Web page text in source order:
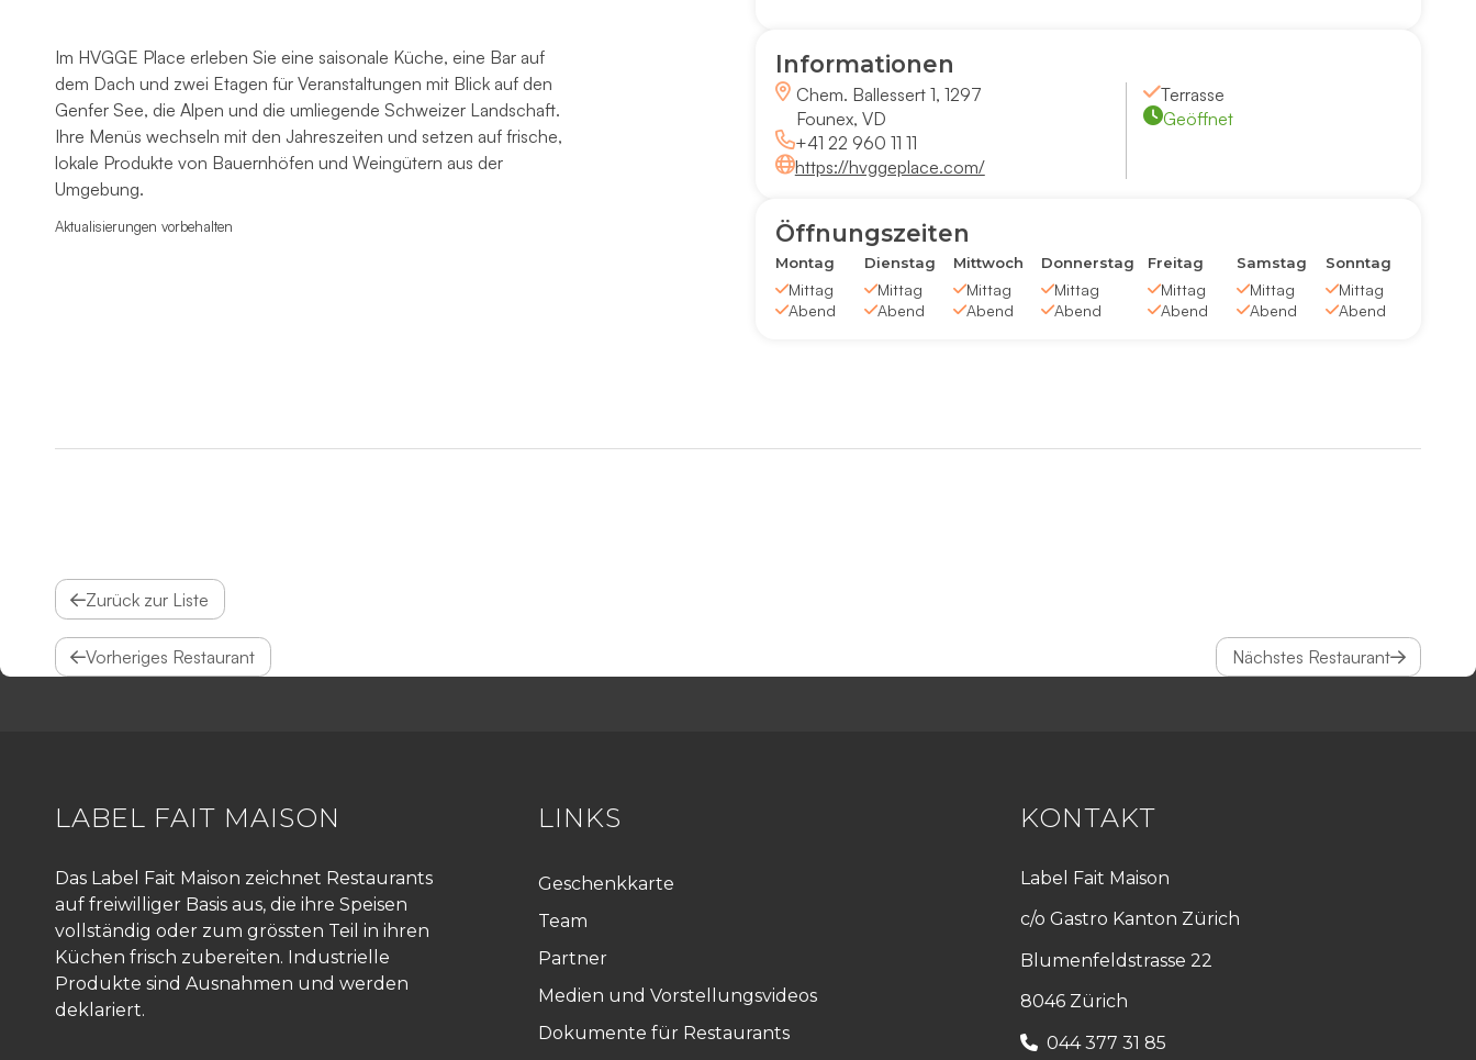
Im HVGGE Place erleben Sie eine saisonale Küche, eine Bar auf
dem Dach und zwei Etagen für Veranstaltungen mit Blick auf den
Genfer See, die Alpen und die umliegende Schweizer Landschaft.
Ihre Menüs wechseln mit den Jahreszeiten und setzen auf frische,
lokale Produkte von Bauernhöfen und Weingütern aus der
Umgebung.
Aktualisierungen vorbehalten
Informationen
Chem. Ballessert 1, 1297
Founex, VD
+41 22 960 11 11
https://hvggeplace.com/
Terrasse
Geöffnet
Öffnungszeiten
Montag
Mittag
Abend
Dienstag
Mittag
Abend
Mittwoch
Mittag
Abend
Donnerstag
Mittag
Abend
Freitag
Mittag
Abend
Samstag
Mittag
Abend
Sonntag
Mittag
Abend
Zurück zur Liste
Vorheriges Restaurant Nächstes Restaurant
LABEL FAIT MAISON
Das Label Fait Maison zeichnet Restaurants
auf freiwilliger Basis aus, die ihre Speisen
vollständig oder zum grössten Teil in ihren
Küchen frisch zubereiten. Industrielle
Produkte sind Ausnahmen und werden
deklariert.
LINKS
Geschenkkarte
Team
Partner
Medien und Vorstellungsvideos
Dokumente für Restaurants
KONTAKT
Label Fait Maison
c/o Gastro Kanton Zürich
Blumenfeldstrasse 22
8046 Zürich
044 377 31 85